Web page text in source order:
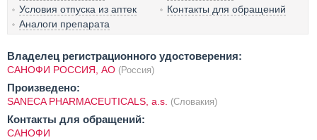
Условия отпуска из аптек
Контакты для обращений
Аналоги препарата
Владелец регистрационного удостоверения:
САНОФИ РОССИЯ, АО (Россия)
Произведено:
SANECA PHARMACEUTICALS, a.s. (Словакия)
Контакты для обращений:
САНОФИ